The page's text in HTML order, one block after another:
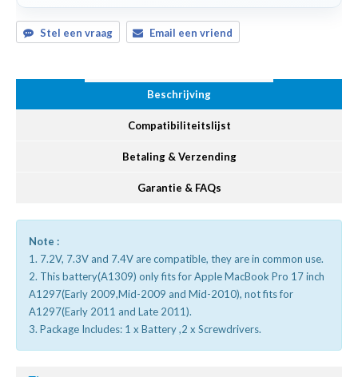
Stel een vraag Email een vriend
Beschrijving
Compatibiliteitslijst
Betaling & Verzending
Garantie & FAQs
Note :
1. 7.2V, 7.3V and 7.4V are compatible, they are in common use.
2. This battery(A1309) only fits for Apple MacBook Pro 17 inch
A1297(Early 2009,Mid-2009 and Mid-2010), not fits for
A1297(Early 2011 and Late 2011).
3. Package Includes: 1 x Battery ,2 x Screwdrivers.